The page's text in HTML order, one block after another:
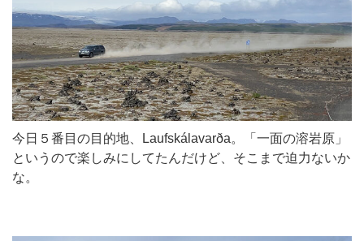
今日５番目の目的地、Laufskálavarða。「一面の溶岩原」
というので楽しみにしてたんだけど、そこまで迫力ないか
な。